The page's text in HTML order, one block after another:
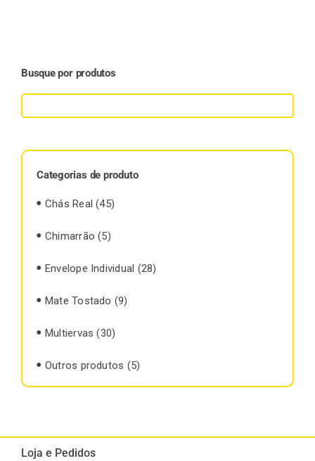
Exportação
Blog
Busque por produtos
Categorias de produto
Chás Real (45)
Chimarrão (5)
Envelope Individual (28)
Mate Tostado (9)
Multiervas (30)
Outros produtos (5)
Loja e Pedidos